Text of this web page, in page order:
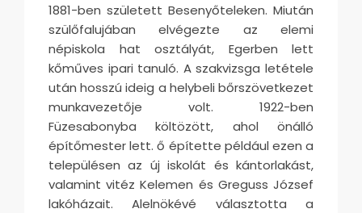
1881-ben született Besenyőteleken. Miután
szülőfalujában elvégezte az elemi
népiskola hat osztályát, Egerben lett
kőműves ipari tanuló. A szakvizsga letétele
után hosszú ideig a helybeli bőrszövetkezet
munkavezetője volt. 1922-ben
Füzesabonyba költözött, ahol önálló
építőmester lett. ő építette például ezen a
településen az új iskolát és kántorlakást,
valamint vitéz Kelemen és Greguss József
lakóházait. Alelnökévé választotta a